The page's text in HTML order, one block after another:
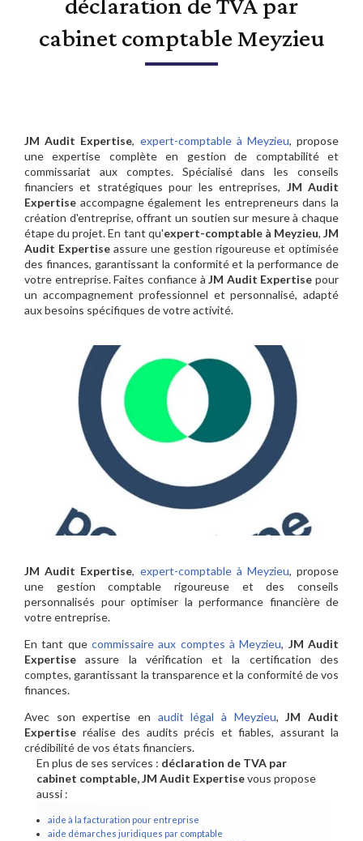
cabinet comptable Meyzieu
JM Audit Expertise, expert-comptable à Meyzieu, propose
une expertise complète en gestion de comptabilité et
commissariat aux comptes. Spécialisé dans les conseils
financiers et stratégiques pour les entreprises, JM Audit
Expertise accompagne également les entrepreneurs dans la
création d'entreprise, offrant un soutien sur mesure à chaque
étape du projet. En tant qu'expert-comptable à Meyzieu, JM
Audit Expertise assure une gestion rigoureuse et optimisée
des finances, garantissant la conformité et la performance de
votre entreprise. Faites confiance àJM Audit Expertise pour
un accompagnement professionnel et personnalisé, adapté
aux besoins spécifiques de votre activité.
JM Audit Expertise, expert-comptable à Meyzieu, propose
une gestion comptable rigoureuse et des conseils
personnalisés pour optimiser la performance financière de
votre entreprise.
En tant que commissaire aux comptes à Meyzieu, JM Audit
Expertise assure la vérification et la certification des
comptes, garantissant la transparence et la conformité de vos
finances.
Avec son expertise en audit légal à Meyzieu,JM Audit
Expertise réalise des audits précis et fiables, assurant la
crédibilité de vos états financiers.
En plus de ses services : déclaration de TVA par
cabinet comptable, JM Audit Expertisevous propose
aussi :
aide à la facturation pour entreprise
aide démarches juridiques par comptable